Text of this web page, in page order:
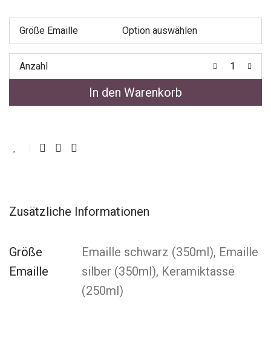
Größe Emaille
Anzahl
In den Warenkorb
Zusätzliche Informationen
Größe
Emaille
Emaille schwarz (350ml), Emaille
silber (350ml), Keramiktasse
(250ml)